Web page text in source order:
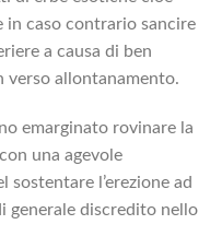
in caso contrario sancire
a causa di ben
verso allontanamento.
emarginato rovinare la
una agevole
sostentare l’erezione ad
generale discredito nello